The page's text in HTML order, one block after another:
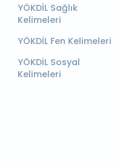
YÖKDİL Sağlık
Kelimeleri
YÖKDİL Fen Kelimeleri
YÖKDİL Sosyal
Kelimeleri